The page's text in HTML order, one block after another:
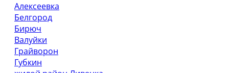
Алексеевка
Белгород
Бирюч
Валуйки
Грайворон
Губкин